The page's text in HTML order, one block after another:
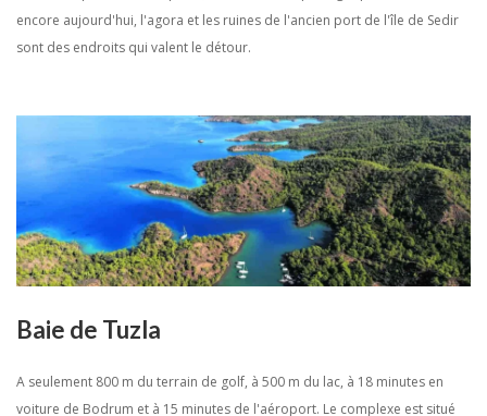
encore aujourd'hui, l'agora et les ruines de l'ancien port de l'île de Sedir
sont des endroits qui valent le détour.
Baie de Tuzla
A seulement 800 m du terrain de golf, à 500 m du lac, à 18 minutes en
voiture de Bodrum et à 15 minutes de l'aéroport. Le complexe est situé